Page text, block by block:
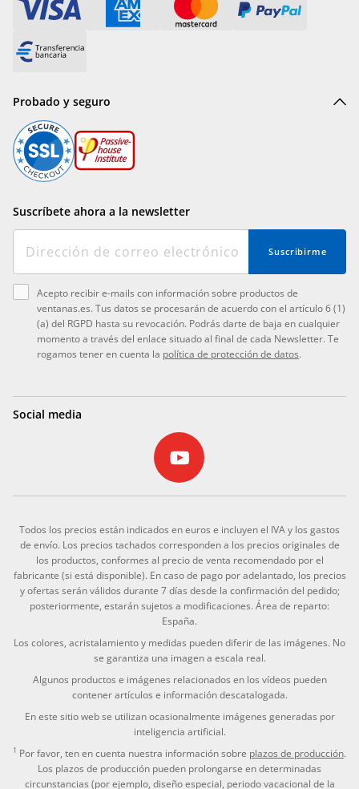
Probado y seguro
Suscríbete ahora a la newsletter
Suscribirme
Acepto recibir e-mails con información sobre productos de
ventanas.es. Tus datos se procesarán de acuerdo con el artículo 6 (1)
(a) del RGPD hasta su revocación. Podrás darte de baja en cualquier
momento a través del enlace situado al final de cada Newsletter. Te
rogamos tener en cuenta la política de protección de datos.
Social media
Todos los precios están indicados en euros e incluyen el IVA y los gastos
de envío. Los precios tachados corresponden a los precios originales de
los productos, conformes al precio de venta recomendado por el
fabricante (si está disponible). En caso de pago por adelantado, los precios
y ofertas serán válidos durante 7 días desde la confirmación del pedido;
posteriormente, estarán sujetos a modificaciones. Área de reparto:
España.
Los colores, acristalamiento y medidas pueden diferir de las imágenes. No
se garantiza una imagen a escala real.
Algunos productos e imágenes relacionados en los vídeos pueden
contener artículos e información descatalogada.
En este sitio web se utilizan ocasionalmente imágenes generadas por
inteligencia artificial.
1 Por favor, ten en cuenta nuestra información sobre plazos de producción.
Los plazos de producción pueden prolongarse en determinadas
circunstancias (por ejemplo, diseño especial, periodo vacacional de la